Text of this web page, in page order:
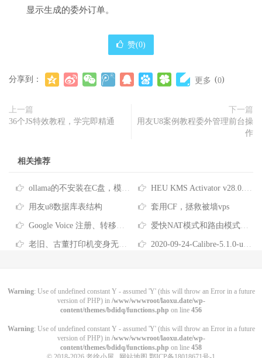
显示生成的委外订单。
赞(0)
分享到： 更多 (0)
上一篇
36个JS特效教程，学完即精通
下一篇
用友U8案例教程委外管理前台操
作
相关推荐
ollama的不安装在C盘，模型下载到其他盘 HEU KMS Activator v28.0.0 全能系统数字许可激活工具
用友u8数据库表结构 套用CF，拯救被墙vps
Google Voice 注册、转移、使用教程 爱快NAT模式和路由模式的区别及12级路由互访
老旧、古董打印机变身无线网络共享打印机！Airprint 无线打印服务器！免驱打印！ 2020-09-24-Calibre-5.1.0-utf8-魔改中文路径教程与懒人包
Warning: Use of undefined constant Y - assumed 'Y' (this will throw an Error in a future
version of PHP) in /www/wwwroot/laoxu.date/wp-
content/themes/bdidq/functions.php on line 456
Warning: Use of undefined constant Y - assumed 'Y' (this will throw an Error in a future
version of PHP) in /www/wwwroot/laoxu.date/wp-
content/themes/bdidq/functions.php on line 458